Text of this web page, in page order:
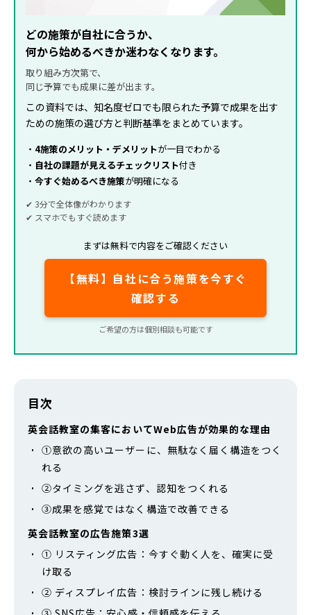
どの施策が自社に合うか、
何から始めるべきか迷わなくなります。
取り組み方次第で、
同じ予算でも成果に差が出ます。
この資料では、知名度ゼロでも限られた予算で成果を出す
ための施策の選び方と判断基準をまとめています。
・ 4施策のメリット・デメリットが一目でわかる
・ 自社の課題が見えるチェックリスト付き
・ 今すぐ始めるべき施策が明確になる
✔ 3分で全体像がわかります
✔ スマホでもすぐ読めます
まずは無料で内容をご確認ください
【無料】自社に合う施策を今すぐ
確認する
ご希望の方は個別相談も可能です
目次
英会話教室の集客においてWeb広告が効果的な理由
①意欲の高いユーザーに、無駄なく届く構造をつく
れる
②タイミングを逃さず、認知をつくれる
③成果を感覚ではなく構造で改善できる
英会話教室の広告施策3選
① リスティング広告：今すぐ動く人を、確実に受
け取る
② ディスプレイ広告：検討ラインに残し続ける